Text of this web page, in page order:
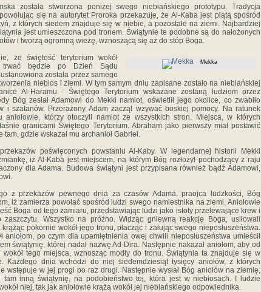
została stworzona poniżej swego niebiańskiego prototypu. Tradycja
się na autorytet Proroka przekazuje, że Al-Kaba jest piątą spośród
z których siedem znajduje się w niebie, a pozostałe na ziemi. Najbardziej
jest umieszczona pod tronem. Świątynie te podobne są do nałożonych
i tworzą ogromną wieżę, wznoszącą się aż do stóp Boga.
Mekka
że świętość terytorium wokół
trwać będzie po Dzień Sądu
została przez samego
niebios i ziemi. W tym samym dniu zapisane zostało na niebiańskiej
Al-Haramu - Świętego Terytorium wskazane zostaną ludziom przez
Bóg zesłał Adamowi do Mekki namiot, oświetlił jego okolice, co zwabiło
i szatanów. Przerażony Adam zaczął wzywać boskiej pomocy. Na ratunek
aniołowie, którzy otoczyli namiot ze wszystkich stron. Miejsca, w których
granicami Świętego Terytorium. Abraham jako pierwszy miał postawić
tam, gdzie wskazał mu archanioł Gabriel.
poświęconych powstaniu Al-Kaby. W legendarnej historii Mekki
iż Al-Kaba jest miejscem, na którym Bóg rozłożył pochodzący z raju
dla Adama. Budowa świątyni jest przypisana również bądź Adamowi,
z przekazów pewnego dnia za czasów Adama, praojca ludzkości, Bóg
iż zamierza powołać spośród ludzi swego namiestnika na ziemi. Aniołowie
Boga od tego zamiaru, przedstawiając ludzi jako istoty przelewające krew i
zaszczytu. Wszystko na próżno. Widząc gniewną reakcję Boga, usiłowali
krążąc pokornie wokół jego tronu, płacząc i żałując swego nieposłuszeństwa.
aniołom, po czym dla upamiętnienia owej chwili nieposłuszeństwa umieścił
świątynię, której nadał nazwę Ad-Dira. Następnie nakazał aniołom, aby od
tego miejsca, wznosząc modły do tronu. Świątynia ta znajduje się w
Każdego dnia wchodzi do niej siedemdziesiąt tysięcy aniołów, z których
wstępuje w jej progi po raz drugi. Następnie wysłał Bóg aniołów na ziemię,
tam inną świątynię, na podobieństwo tej, która jest w niebiosach. I ludzie
niej, tak jak aniołowie krążą wokół jej niebiańskiego odpowiednika.